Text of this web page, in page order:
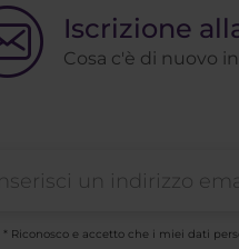
Iscrizione
Cosa c'è di nuovo
* Riconosco e accetto che i miei dati